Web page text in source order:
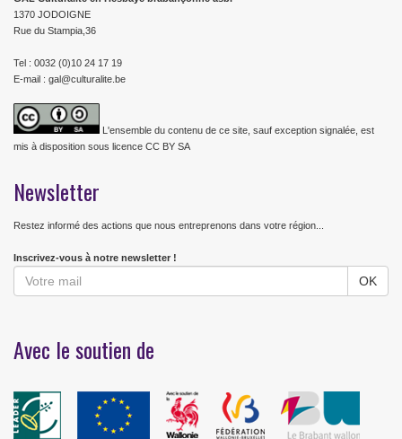
1370 JODOIGNE
Rue du Stampia,36
Tel : 0032 (0)10 24 17 19
E-mail : gal@culturalite.be
L'ensemble du contenu de ce site, sauf exception signalée, est
mis à disposition sous licence CC BY SA
Newsletter
Restez informé des actions que nous entreprenons dans votre région...
Inscrivez-vous à notre newsletter !
Avec le soutien de